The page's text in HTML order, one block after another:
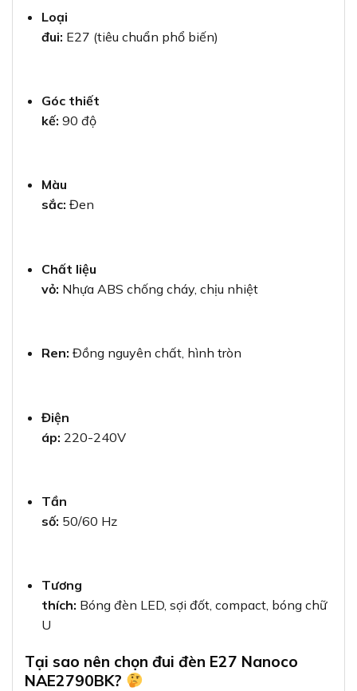
Loại
đui: E27 (tiêu chuẩn phổ biến)
Góc thiết
kế: 90 độ
Màu
sắc: Đen
Chất liệu
vỏ: Nhựa ABS chống cháy, chịu nhiệt
Ren: Đồng nguyên chất, hình tròn
Điện
áp: 220-240V
Tần
số: 50/60 Hz
Tương
thích: Bóng đèn LED, sợi đốt, compact, bóng chữ
U
Tại sao nên chọn đui đèn E27 Nanoco
NAE2790BK?